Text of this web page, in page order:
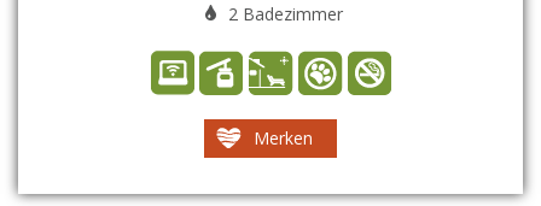
2 Badezimmer
Merken